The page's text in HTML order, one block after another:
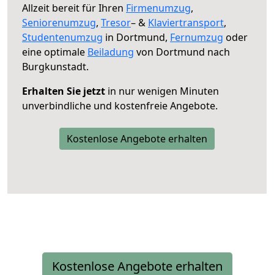
Allzeit bereit für Ihren Firmenumzug,
Seniorenumzug, Tresor– & Klaviertransport,
Studentenumzug in Dortmund, Fernumzug oder
eine optimale Beiladung von Dortmund nach
Burgkunstadt.
Erhalten Sie jetzt in nur wenigen Minuten
unverbindliche und kostenfreie Angebote.
Kostenlose Angebote erhalten
Kostenlose Angebote erhalten